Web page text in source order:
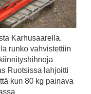
Karhusaarella.
runko vahvistettiin
Ruotsissa lahjoitti
kun 80 kg painava